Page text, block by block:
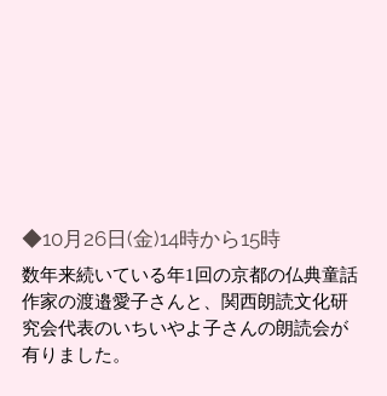
◆10月26日(金)14時から15時
数年来続いている年1回の京都の仏典童話
作家の渡邉愛子さんと、関西朗読文化研
究会代表のいちいやよ子さんの朗読会が
有りました。